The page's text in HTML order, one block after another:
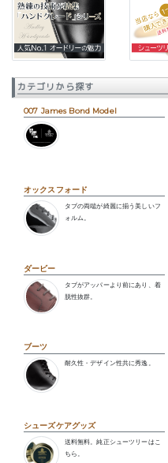
カテゴリから探す
007 James Bond Model
オックスフォード
タブの両端が綺麗に揃う美しいフ
ォルム。
ダービー
タブがアッパーより前にあり、着
脱性抜群。
ブーツ
耐久性・デザイン性共に秀逸。
シューズケアグッズ
送料無料。純正シューツリーはこ
ちら。